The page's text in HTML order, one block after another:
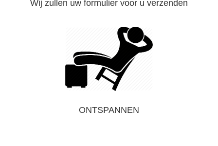
Wij zullen uw formulier voor u verzenden
ONTSPANNEN